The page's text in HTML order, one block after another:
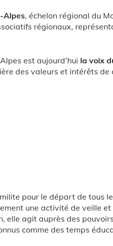
Alpes, échelon régional du
régionaux,
est aujourd’hui la voix
des valeurs et intérêts de
milite pour le départ de tous
une activité de veille
elle agit auprès des
comme des temps